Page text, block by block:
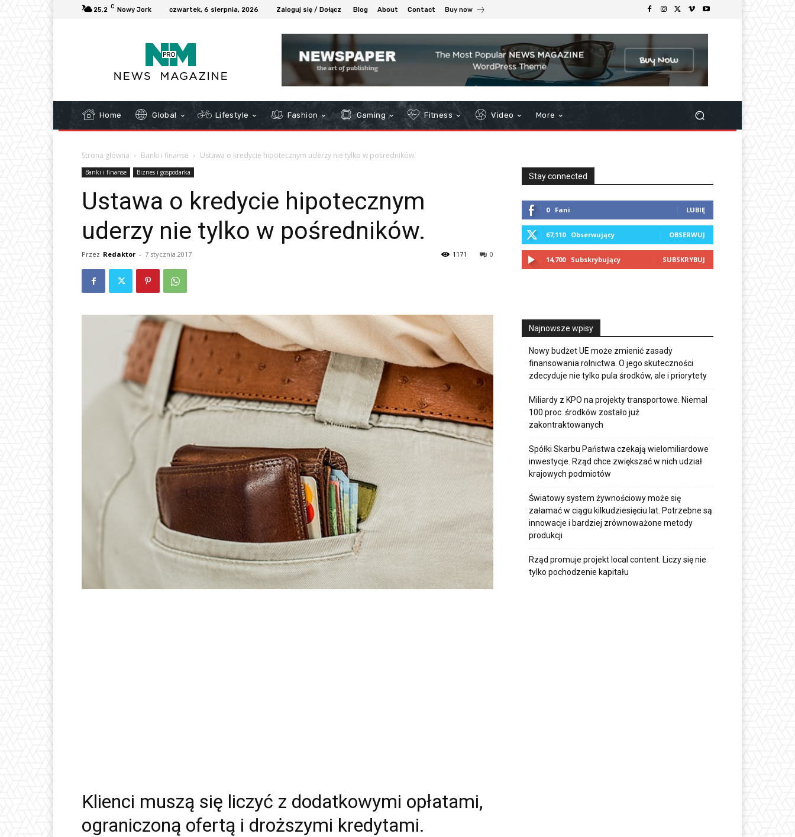
25.2 C Nowy Jork czwartek, 6 sierpnia, 2026 Zaloguj się / Dołącz Blog About Contact Buy now
Home Global Lifestyle Fashion Gaming Fitness Video More
Strona główna Banki i finanse Ustawa o kredycie hipotecznym uderzy nie tylko w pośredników.
Banki i finanse Biznes i gospodarka
Ustawa o kredycie hipotecznym
uderzy nie tylko w pośredników.
Przez Redaktor - 7 stycznia 2017 0
1171
Klienci muszą się liczyć z dodatkowymi opłatami,
ograniczoną ofertą i droższymi kredytami.
Stay connected
0 Fani LUBIĘ
67,110 Obserwujący OBSERWUJ
14,700 Subskrybujący SUBSKRYBUJ
Najnowsze wpisy
Nowy budżet UE może zmienić zasady
finansowania rolnictwa. O jego skuteczności
zdecyduje nie tylko pula środków, ale i priorytety
Miliardy z KPO na projekty transportowe. Niemal
100 proc. środków zostało już
zakontraktowanych
Spółki Skarbu Państwa czekają wielomiliardowe
inwestycje. Rząd chce zwiększać w nich udział
krajowych podmiotów
Światowy system żywnościowy może się
załamać w ciągu kilkudziesięciu lat. Potrzebne są
innowacje i bardziej zrównoważone metody
produkcji
Rząd promuje projekt local content. Liczy się nie
tylko pochodzenie kapitału